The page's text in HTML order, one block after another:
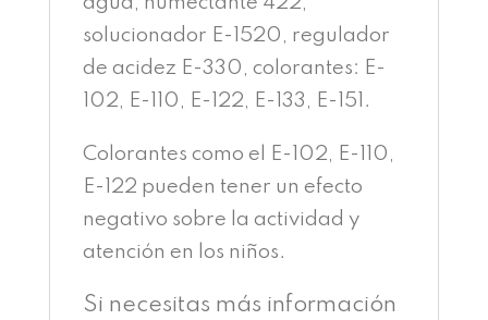
solucionador E-1520, regulador
de acidez E-330, colorantes: E-
102, E-110, E-122, E-133, E-151.
Colorantes como el E-102, E-110,
E-122 pueden tener un efecto
negativo sobre la actividad y
atención en los niños.
Si necesitas más información